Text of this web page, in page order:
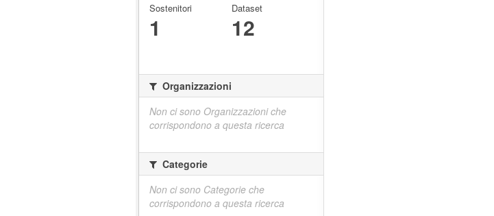
Sostenitori
1
Dataset
12
Organizzazioni
Non ci sono Organizzazioni che
corrispondono a questa ricerca
Categorie
Non ci sono Categorie che
corrispondono a questa ricerca